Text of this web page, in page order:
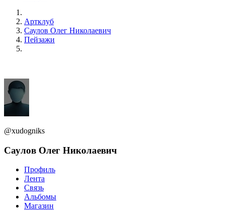
Артклуб
Саулов Олег Николаевич
Пейзажи
@xudogniks
Саулов Олег Николаевич
Профиль
Лента
Связь
Альбомы
Магазин